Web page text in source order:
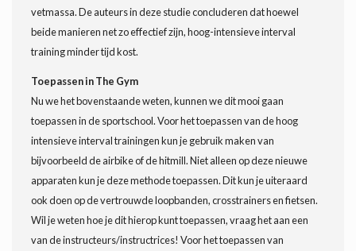
vetmassa. De auteurs in deze studie concluderen dat hoewel
beide manieren net zo effectief zijn, hoog-intensieve interval
training minder tijd kost.
Toepassen in The Gym
Nu we het bovenstaande weten, kunnen we dit mooi gaan
toepassen in de sportschool. Voor het toepassen van de hoog
intensieve interval trainingen kun je gebruik maken van
bijvoorbeeld de airbike of de hitmill. Niet alleen op deze nieuwe
apparaten kun je deze methode toepassen. Dit kun je uiteraard
ook doen op de vertrouwde loopbanden, crosstrainers en fietsen.
Wil je weten hoe je dit hierop kunt toepassen, vraag het aan een
van de instructeurs/instructrices! Voor het toepassen van